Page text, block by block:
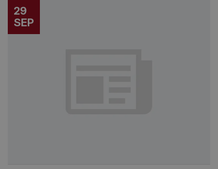
29
SEP